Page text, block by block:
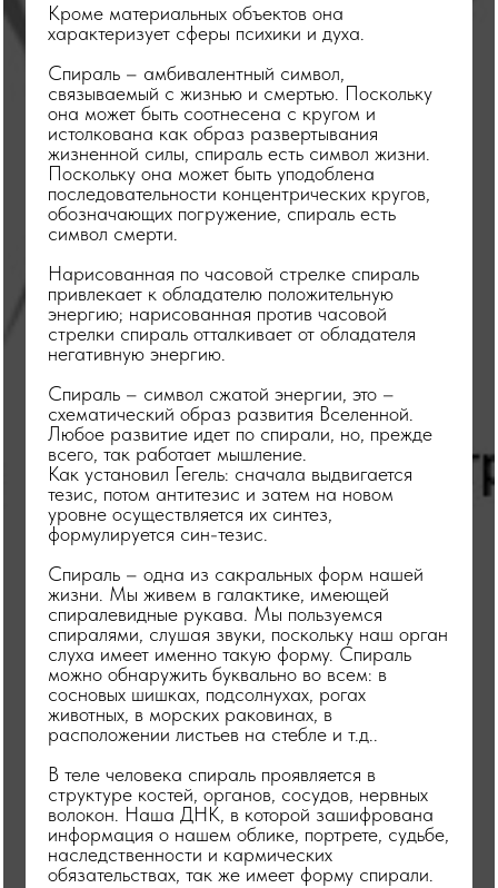
Кроме материальных объектов она
характеризует сферы психики и духа.
Спираль – амбивалентный символ,
связываемый с жизнью и смертью. Поскольку
она может быть соотнесена с кругом и
истолкована как образ развертывания
жизненной силы, спираль есть символ жизни.
Поскольку она может быть уподоблена
последовательности концентрических кругов,
обозначающих погружение, спираль есть
символ смерти.
Нарисованная по часовой стрелке спираль
привлекает к обладателю положительную
энергию; нарисованная против часовой
стрелки спираль отталкивает от обладателя
негативную энергию.
Спираль – символ сжатой энергии, это –
схематический образ развития Вселенной.
Любое развитие идет по спирали, но, прежде
всего, так работает мышление.
Как установил Гегель: сначала выдвигается
тезис, потом антитезис и затем на новом
уровне осуществляется их синтез,
формулируется син-тезис.
Спираль – одна из сакральных форм нашей
жизни. Мы живем в галактике, имеющей
спиралевидные рукава. Мы пользуемся
спиралями, слушая звуки, поскольку наш орган
слуха имеет именно такую форму. Спираль
можно обнаружить буквально во всем: в
сосновых шишках, подсолнухах, рогах
животных, в морских раковинах, в
расположении листьев на стебле и т.д..
В теле человека спираль проявляется в
структуре костей, органов, сосудов, нервных
волокон. Наша ДНК, в которой зашифрована
информация о нашем облике, портрете, судьбе,
наследственности и кармических
обязательствах, так же имеет форму спирали.